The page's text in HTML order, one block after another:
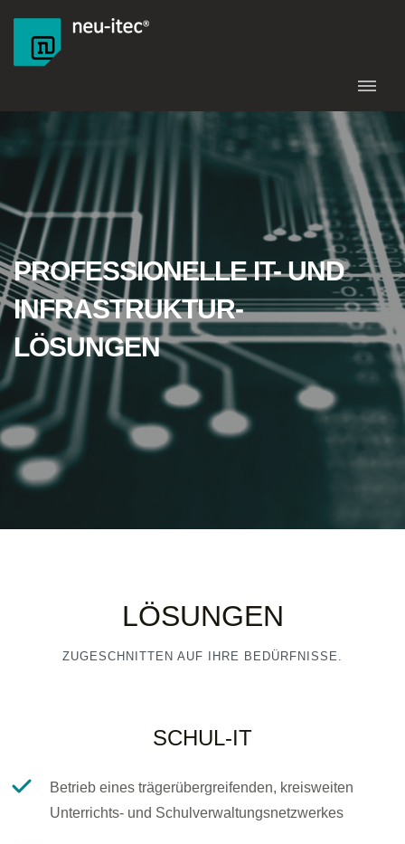
PROFESSIONELLE IT- UND
INFRASTRUKTUR-
LÖSUNGEN
LÖSUNGEN
ZUGESCHNITTEN AUF IHRE BEDÜRFNISSE.
SCHUL-IT
Betrieb eines trägerübergreifenden, kreisweiten
Unterrichts- und Schulverwaltungsnetzwerkes